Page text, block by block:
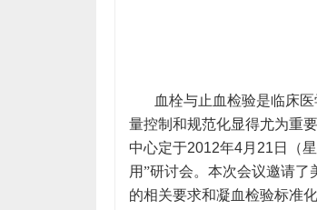
血栓与止血检验是临床
量控制和规范化显得尤为重
中心定于2012年4月 21 日
（
用”研讨会。 本次会议邀请了
的相关要求和凝血检验标准